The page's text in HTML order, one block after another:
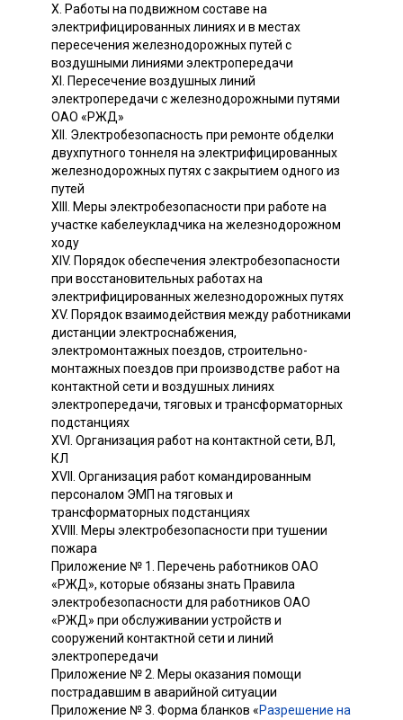
X. Работы на подвижном составе на
электрифицированных линиях и в местах
пересечения железнодорожных путей с
воздушными линиями электропередачи
XI. Пересечение воздушных линий
электропередачи с железнодорожными путями
ОАО «РЖД»
XII. Электробезопасность при ремонте обделки
двухпутного тоннеля на электрифицированных
железнодорожных путях с закрытием одного из
путей
XIII. Меры электробезопасности при работе на
участке кабелеукладчика на железнодорожном
ходу
XIV. Порядок обеспечения электробезопасности
при восстановительных работах на
электрифицированных железнодорожных путях
XV. Порядок взаимодействия между работниками
дистанции электроснабжения,
электромонтажных поездов, строительно-
монтажных поездов при производстве работ на
контактной сети и воздушных линиях
электропередачи, тяговых и трансформаторных
подстанциях
XVI. Организация работ на контактной сети, ВЛ,
КЛ
XVII. Организация работ командированным
персоналом ЭМП на тяговых и
трансформаторных подстанциях
XVIII. Меры электробезопасности при тушении
пожара
Приложение № 1. Перечень работников ОАО
«РЖД», которые обязаны знать Правила
электробезопасности для работников ОАО
«РЖД» при обслуживании устройств и
сооружений контактной сети и линий
электропередачи
Приложение № 2. Меры оказания помощи
пострадавшим в аварийной ситуации
Приложение № 3. Форма бланков «Разрешение на